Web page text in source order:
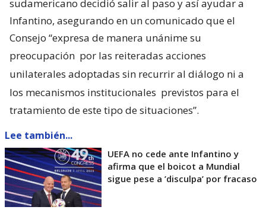
sudamericano decidió salir al paso y así ayudar a
Infantino, asegurando en un comunicado que el
Consejo “expresa de manera unánime su
preocupación por las reiteradas acciones
unilaterales adoptadas sin recurrir al diálogo ni a
los mecanismos institucionales previstos para el
tratamiento de este tipo de situaciones”.
Lee también...
UEFA no cede ante Infantino y
afirma que el boicot a Mundial
sigue pese a ’disculpa’ por fracaso